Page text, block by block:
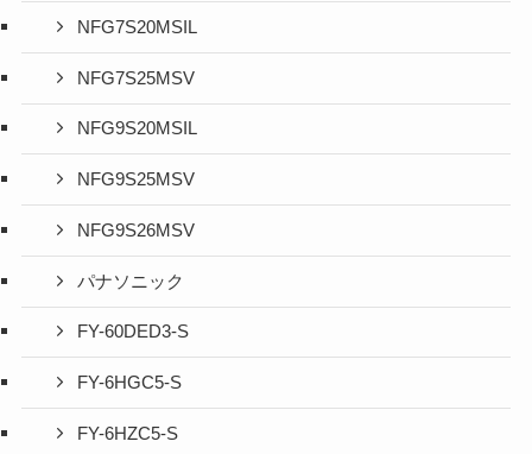
NFG7S20MSIL
NFG7S25MSV
NFG9S20MSIL
NFG9S25MSV
NFG9S26MSV
パナソニック
FY-60DED3-S
FY-6HGC5-S
FY-6HZC5-S